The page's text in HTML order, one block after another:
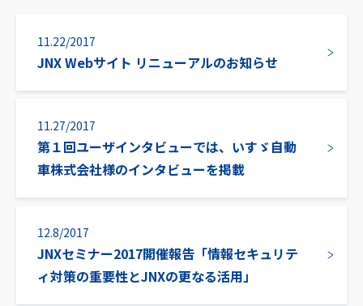
11.22/2017
JNX Webサイト リニューアルのお知らせ
11.27/2017
第１回ユーザインタビューでは、いすゞ自動
車株式会社様のインタビューを掲載
12.8/2017
JNXセミナー2017開催報告「情報セキュリテ
ィ対策の重要性とJNXの更なる活用」